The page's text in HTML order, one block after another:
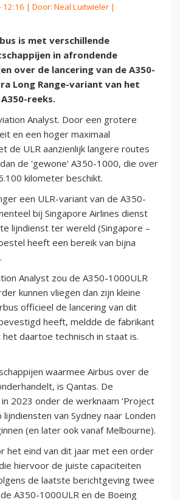
12:16 | Door: Neal Luitwieler |
is met verschillende
in afrondende
over de lancering van de A350-
Long Range-variant van het
reeks.
Analyst. Door een grotere
en een hoger maximaal
de ULR aanzienlijk langere routes
de 'gewone' A350-1000, die over
kilometer beschikt.
een ULR-variant van de A350-
bij Singapore Airlines dienst
lijndienst ter wereld (Singapore –
heeft een bereik van bijna
Analyst zou de A350-1000ULR
kunnen vliegen dan zijn kleine
officieel de lancering van dit
heeft, meldde de fabrikant
daartoe technisch in staat is.
waarmee Airbus over de
is Qantas. De
2023 onder de werknaam ‘Project
lijndiensten van Sydney naar Londen
(en later ook vanaf Melbourne).
het eind van dit jaar met een order
hiervoor de juiste capaciteiten
de laatste berichtgeving twee
A350-1000ULR en de Boeing